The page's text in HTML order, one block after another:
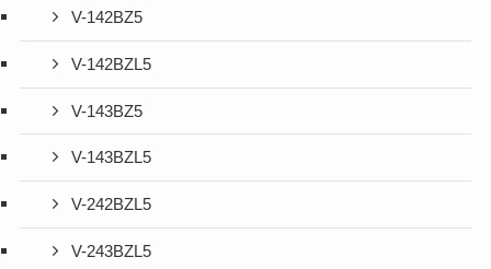
V-142BZ5
V-142BZL5
V-143BZ5
V-143BZL5
V-242BZL5
V-243BZL5